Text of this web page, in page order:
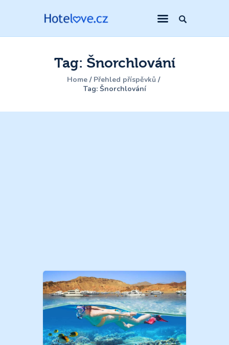
Tag: Šnorchlování
Home
Přehled příspěvků
Tag: Šnorchlování